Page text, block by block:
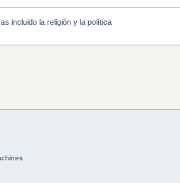
incluido la religión y la política